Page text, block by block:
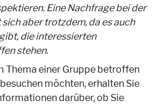
Eine Nachfrage bei der
aber trotzdem, da es auch
die interessierten
stehen.
Thema einer Gruppe betroffen
möchten, erhalten Sie
darüber, ob Sie